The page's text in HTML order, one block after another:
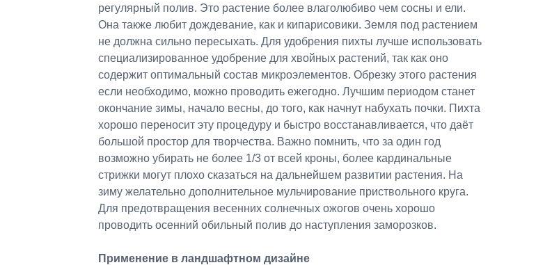
регулярный полив. Это растение более влаголюбиво чем сосны и ели.
Она также любит дождевание, как и кипарисовики. Земля под растением
не должна сильно пересыхать. Для удобрения пихты лучше использовать
специализированное удобрение для хвойных растений, так как оно
содержит оптимальный состав микроэлементов. Обрезку этого растения
если необходимо, можно проводить ежегодно. Лучшим периодом станет
окончание зимы, начало весны, до того, как начнут набухать почки. Пихта
хорошо переносит эту процедуру и быстро восстанавливается, что даёт
большой простор для творчества. Важно помнить, что за один год
возможно убирать не более 1/3 от всей кроны, более кардинальные
стрижки могут плохо сказаться на дальнейшем развитии растения. На
зиму желательно дополнительное мульчирование приствольного круга.
Для предотвращения весенних солнечных ожогов очень хорошо
проводить осенний обильный полив до наступления заморозков.
Применение в ландшафтном дизайне